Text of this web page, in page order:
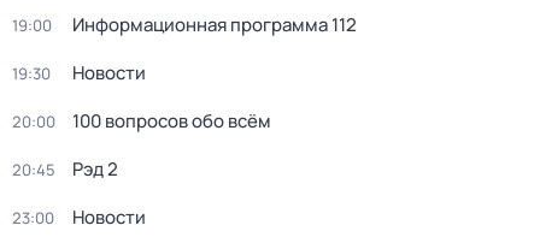
19:00 Информационная программа 112
19:30 Новости
20:00 100 вопросов обо всём
20:45 Рэд 2
23:00 Новости